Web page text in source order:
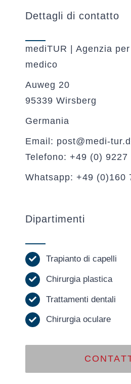
Dettagli di contatto
mediTUR | Agenzia
medico
Auweg 20
95339 Wirsberg
Germania
Email: post@medi-
Telefono: +49 (0) 9227
Whatsapp: +49 (0)160
Dipartimenti
Trapianto di capelli
Chirurgia plastica
Trattamenti dentali
Chirurgia oculare